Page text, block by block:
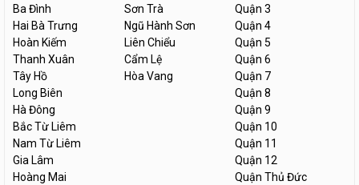
Ba Đình
Hai Bà Trưng
Hoàn Kiếm
Thanh Xuân
Tây Hồ
Long Biên
Hà Đông
Bắc Từ Liêm
Nam Từ Liêm
Gia Lâm
Hoàng Mai
Sơn Trà
Ngũ Hành Sơn
Liên Chiểu
Cẩm Lệ
Hòa Vang
Quận 3
Quận 4
Quận 5
Quận 6
Quận 7
Quận 8
Quận 9
Quận 10
Quận 11
Quận 12
Quận Thủ Đức